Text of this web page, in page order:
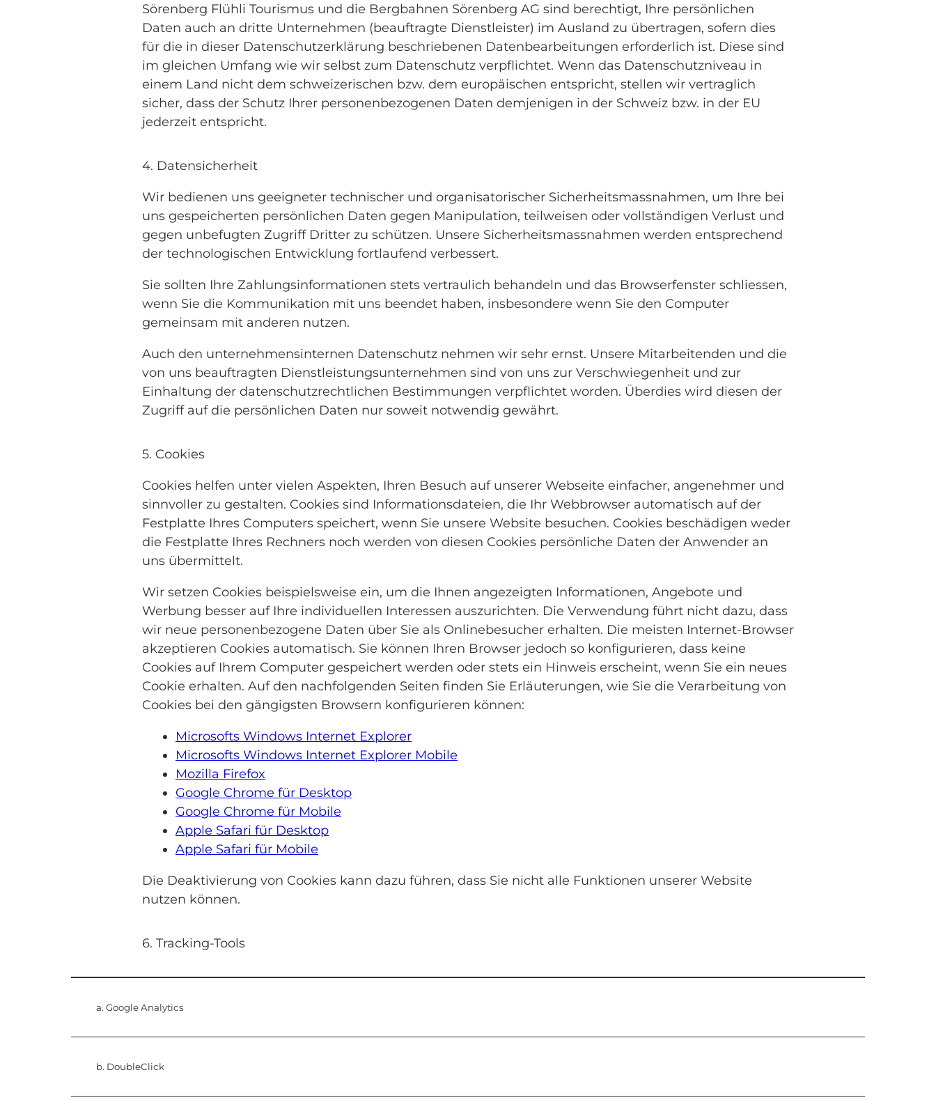
Sörenberg Flühli Tourismus und die Bergbahnen Sörenberg AG sind berechtigt, Ihre persönlichen
Daten auch an dritte Unternehmen (beauftragte Dienstleister) im Ausland zu übertragen, sofern dies
für die in dieser Datenschutzerklärung beschriebenen Datenbearbeitungen erforderlich ist. Diese sind
im gleichen Umfang wie wir selbst zum Datenschutz verpflichtet. Wenn das Datenschutzniveau in
einem Land nicht dem schweizerischen bzw. dem europäischen entspricht, stellen wir vertraglich
sicher, dass der Schutz Ihrer personenbezogenen Daten demjenigen in der Schweiz bzw. in der EU
jederzeit entspricht.
4. Datensicherheit
Wir bedienen uns geeigneter technischer und organisatorischer Sicherheitsmassnahmen, um Ihre bei
uns gespeicherten persönlichen Daten gegen Manipulation, teilweisen oder vollständigen Verlust und
gegen unbefugten Zugriff Dritter zu schützen. Unsere Sicherheitsmassnahmen werden entsprechend
der technologischen Entwicklung fortlaufend verbessert.
Sie sollten Ihre Zahlungsinformationen stets vertraulich behandeln und das Browserfenster schliessen,
wenn Sie die Kommunikation mit uns beendet haben, insbesondere wenn Sie den Computer
gemeinsam mit anderen nutzen.
Auch den unternehmensinternen Datenschutz nehmen wir sehr ernst. Unsere Mitarbeitenden und die
von uns beauftragten Dienstleistungsunternehmen sind von uns zur Verschwiegenheit und zur
Einhaltung der datenschutzrechtlichen Bestimmungen verpflichtet worden. Überdies wird diesen der
Zugriff auf die persönlichen Daten nur soweit notwendig gewährt.
5. Cookies
Cookies helfen unter vielen Aspekten, Ihren Besuch auf unserer Webseite einfacher, angenehmer und
sinnvoller zu gestalten. Cookies sind Informationsdateien, die Ihr Webbrowser automatisch auf der
Festplatte Ihres Computers speichert, wenn Sie unsere Website besuchen. Cookies beschädigen weder
die Festplatte Ihres Rechners noch werden von diesen Cookies persönliche Daten der Anwender an
uns übermittelt.
Wir setzen Cookies beispielsweise ein, um die Ihnen angezeigten Informationen, Angebote und
Werbung besser auf Ihre individuellen Interessen auszurichten. Die Verwendung führt nicht dazu, dass
wir neue personenbezogene Daten über Sie als Onlinebesucher erhalten. Die meisten Internet-Browser
akzeptieren Cookies automatisch. Sie können Ihren Browser jedoch so konfigurieren, dass keine
Cookies auf Ihrem Computer gespeichert werden oder stets ein Hinweis erscheint, wenn Sie ein neues
Cookie erhalten. Auf den nachfolgenden Seiten finden Sie Erläuterungen, wie Sie die Verarbeitung von
Cookies bei den gängigsten Browsern konfigurieren können:
Microsofts Windows Internet Explorer
Microsofts Windows Internet Explorer Mobile
Mozilla Firefox
Google Chrome für Desktop
Google Chrome für Mobile
Apple Safari für Desktop
Apple Safari für Mobile
Die Deaktivierung von Cookies kann dazu führen, dass Sie nicht alle Funktionen unserer Website
nutzen können.
6. Tracking-Tools
a. Google Analytics
b. DoubleClick